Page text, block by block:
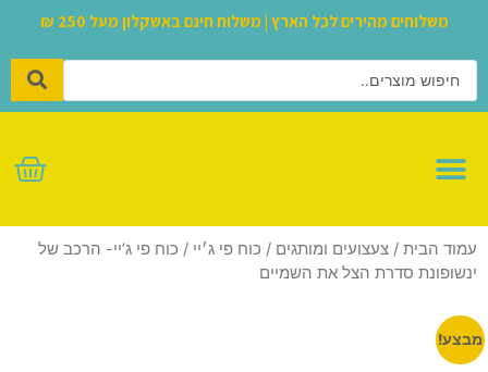
משלוחים מהירים לכל הארץ | משלוח חינם באשקלון מעל 250 ₪
עמוד הבית / צעצועים ומותגים / כוח פי ג׳יי / כוח פי ג’יי- הרכב של
ינשופונת סדרת הצל את השמיים
מבצע!